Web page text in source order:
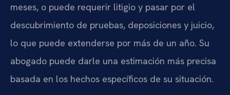
meses, o puede requerir litigio y pasar por el
descubrimiento de pruebas, deposiciones y juicio,
lo que puede extenderse por más de un año. Su
abogado puede darle una estimación más precisa
basada en los hechos específicos de su situación.